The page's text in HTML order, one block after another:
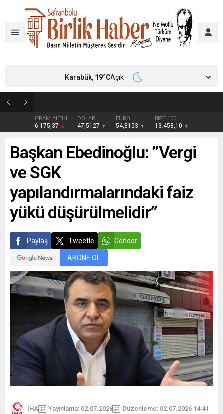
GRAM ALTIN
6.175,37
DOLAR
47,5127
EURO
54,8153
BIST 100
13.458,10
Karabük, 19°CAçık
Başkan Ebedinoğlu: ’’Vergi
ve SGK
yapılandırmalarındaki faiz
yükü düşürülmelidir’’
Paylaş Tweetle Gönder
ABONE OL
İHA Yayınlama: 02.07.2026
Düzenleme: 02.07.2026 14:41